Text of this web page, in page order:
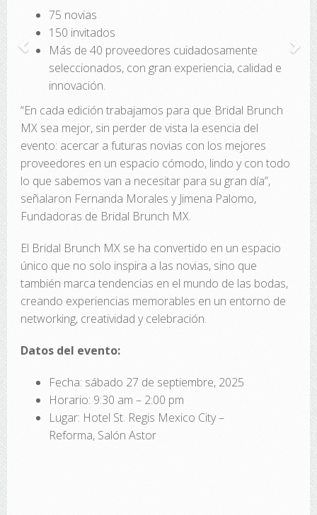
75 novias
150 invitados
Más de 40 proveedores cuidadosamente
seleccionados, con gran experiencia, calidad e
innovación.
“En cada edición trabajamos para que Bridal Brunch
MX sea mejor, sin perder de vista la esencia del
evento: acercar a futuras novias con los mejores
proveedores en un espacio cómodo, lindo y con todo
lo que sabemos van a necesitar para su gran día”,
señalaron Fernanda Morales y Jimena Palomo,
Fundadoras de Bridal Brunch MX.
El Bridal Brunch MX se ha convertido en un espacio
único que no solo inspira a las novias, sino que
también marca tendencias en el mundo de las bodas,
creando experiencias memorables en un entorno de
networking, creatividad y celebración.
Datos del evento:
Fecha: sábado 27 de septiembre, 2025
Horario: 9:30 am – 2:00 pm
Lugar: Hotel St. Regis Mexico City –
Reforma, Salón Astor